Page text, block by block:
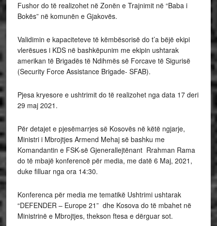
Fushor do të realizohet në Zonën e Trajnimit në “Baba i
Bokës” në komunën e Gjakovës.
Validimin e kapaciteteve të këmbësorisë do t’a bëjë ekipi
vlerësues i KDS në bashkëpunim me ekipin ushtarak
amerikan të Brigadës të Ndihmës së Forcave të Sigurisë
(Security Force Assistance Brigade- SFAB).
Pjesa kryesore e ushtrimit do të realizohet nga data 17 deri
29 maj 2021.
Për detajet e pjesëmarrjes së Kosovës në këtë ngjarje,
Ministri i Mbrojtjes Armend Mehaj së bashku me
Komandantin e FSK-së Gjenerallejtënant Rrahman Rama
do të mbajë konferencë për media, me datë 6 Maj, 2021,
duke filluar nga ora 14:30.
Konferenca për media me tematikë Ushtrimi ushtarak
“DEFENDER – Europe 21” dhe Kosova do të mbahet në
Ministrinë e Mbrojtjes, thekson ftesa e dërguar sot.